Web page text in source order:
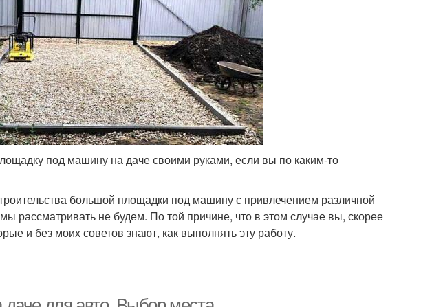
под машину на даче своими руками, если вы по каким-то
большой площадки под машину с привлечением различной
мы рассматривать не будем. По той причине, что в этом случае вы, скорее
и без моих советов знают, как выполнять эту работу.